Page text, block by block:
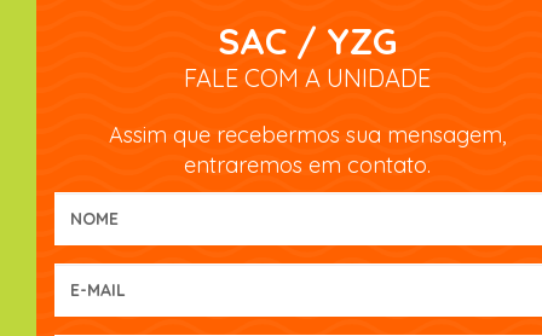
SAC / YZG
FALE COM A UNIDADE
Assim que recebermos sua mensagem,
entraremos em contato.